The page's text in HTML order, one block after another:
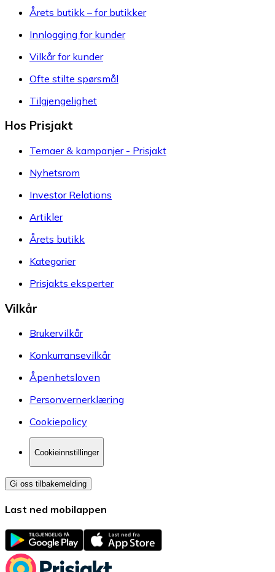
Årets butikk – for butikker
Innlogging for kunder
Vilkår for kunder
Ofte stilte spørsmål
Tilgjengelighet
Hos Prisjakt
Temaer & kampanjer - Prisjakt
Nyhetsrom
Investor Relations
Artikler
Årets butikk
Kategorier
Prisjakts eksperter
Vilkår
Brukervilkår
Konkurransevilkår
Åpenhetsloven
Personvernerklæring
Cookiepolicy
Cookieinnstillinger
Gi oss tilbakemelding
Last ned mobilappen